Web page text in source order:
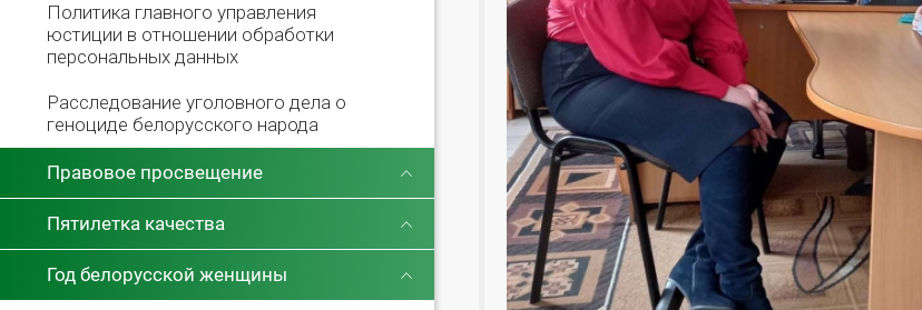
Политика главного управления
юстиции в отношении обработки
персональных данных
Расследование уголовного дела о
геноциде белорусского народа
Правовое просвещение
Пятилетка качества
Год белорусской женщины